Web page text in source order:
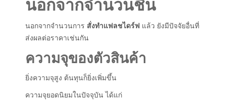
นอกจากจำนวนชิ้น
นอกจากจำนวนการ สั่งทำแฟลชไดร์ฟ แล้ว ยังมีปัจจัยอื่นที่
ส่งผลต่อราคาเช่นกัน
ความจุของตัวสินค้า
ยิ่งความจุสูง ต้นทุนก็ยิ่งเพิ่มขึ้น
ความจุยอดนิยมในปัจจุบัน ได้แก่